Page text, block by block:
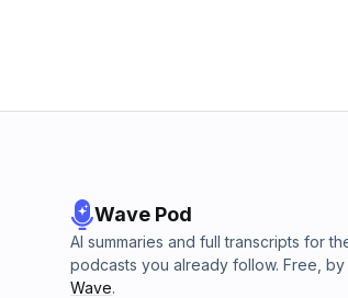
Wave Pod
AI summaries and full transcripts for
podcasts you already follow. Free, by
Wave.